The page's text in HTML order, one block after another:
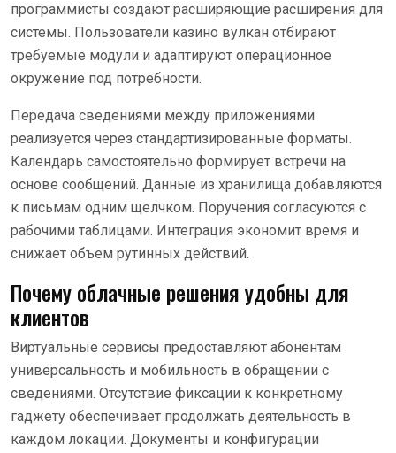
программисты создают расширяющие расширения для
системы. Пользователи казино вулкан отбирают
требуемые модули и адаптируют операционное
окружение под потребности.
Передача сведениями между приложениями
реализуется через стандартизированные форматы.
Календарь самостоятельно формирует встречи на
основе сообщений. Данные из хранилища добавляются
к письмам одним щелчком. Поручения согласуются с
рабочими таблицами. Интеграция экономит время и
снижает объем рутинных действий.
Почему облачные решения удобны для
клиентов
Виртуальные сервисы предоставляют абонентам
универсальность и мобильность в обращении с
сведениями. Отсутствие фиксации к конкретному
гаджету обеспечивает продолжать деятельность в
каждом локации. Документы и конфигурации